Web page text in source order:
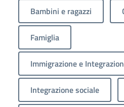
Bambini e ragazzi
Famiglia
Immigrazione e
Integrazione sociale